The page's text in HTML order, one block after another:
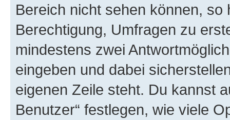
Bereich nicht sehen können,
Berechtigung, Umfragen zu
mindestens zwei
eingeben und dabei
eigenen Zeile steht. Du kannst
Benutzer“ festlegen, wie viele